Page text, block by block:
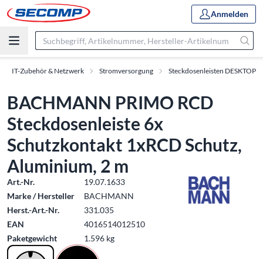
Anmelden
IT-Zubehör & Netzwerk Stromversorgung Steckdosenleisten DESKTOP
BACHMANN PRIMO RCD
Steckdosenleiste 6x
Schutzkontakt 1xRCD Schutz,
Aluminium, 2 m
Art.-Nr.
19.07.1633
Marke / Hersteller
BACHMANN
Herst.-Art.-Nr.
331.035
EAN
4016514012510
Paketgewicht
1.596 kg